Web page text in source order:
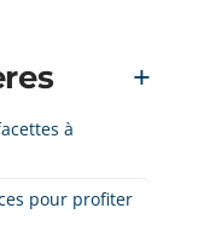
à
pour profiter